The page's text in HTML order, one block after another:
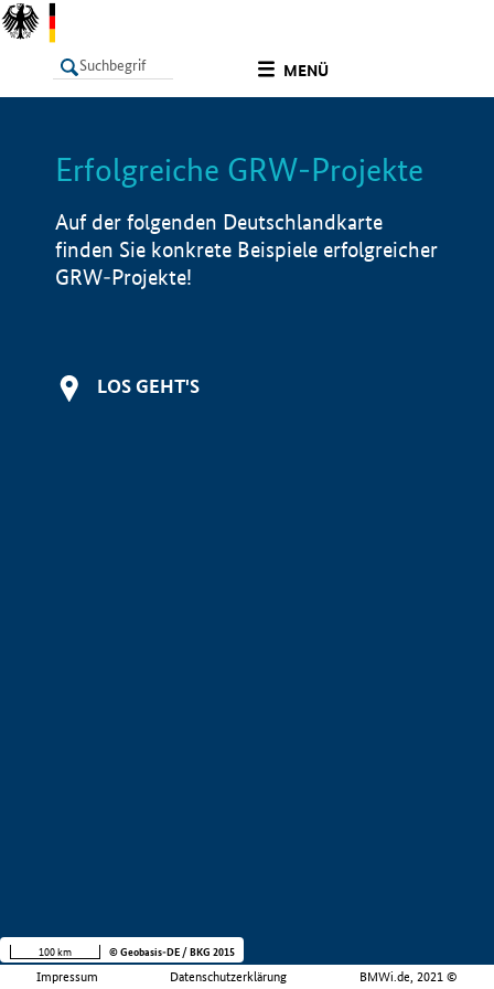
MENÜ
LISTE Info
Erfolgreiche GRW-Projekte
Auf der folgenden Deutschlandkarte
finden Sie konkrete Beispiele erfolgreicher
GRW-Projekte!
LOS GEHT'S
Impressum Datenschutzerklärung BMWi.de, 2021 ©
100 km © Geobasis-DE / BKG 2015